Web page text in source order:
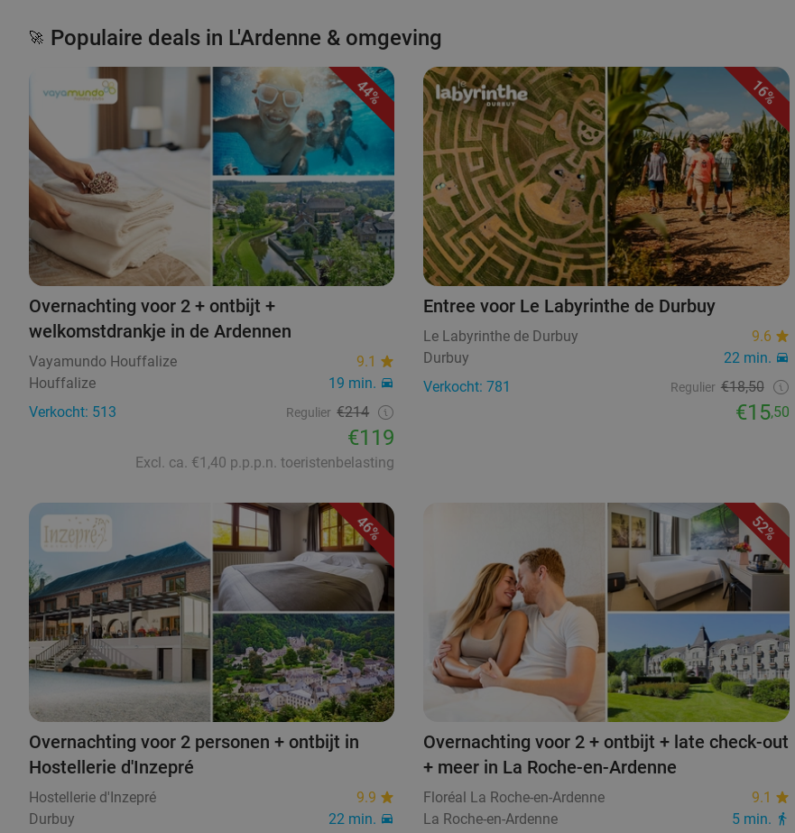
🚀 Populaire deals in L'Ardenne & omgeving
44%
Overnachting voor 2 + ontbijt +
welkomstdrankje in de Ardennen
Vayamundo Houffalize
9.1
Houffalize
19 min.
Verkocht: 513
Regulier €214
€119
Excl. ca. €1,40 p.p.p.n. toeristenbelasting
16%
Entree voor Le Labyrinthe de Durbuy
Le Labyrinthe de Durbuy
9.6
Durbuy
22 min.
Verkocht: 781
Regulier €18,50
€15,50
46%
Overnachting voor 2 personen + ontbijt in
Hostellerie d'Inzepré
Hostellerie d'Inzepré
9.9
Durbuy
22 min.
52%
Overnachting voor 2 + ontbijt + late check-out
+ meer in La Roche-en-Ardenne
Floréal La Roche-en-Ardenne
9.1
La Roche-en-Ardenne
5 min.